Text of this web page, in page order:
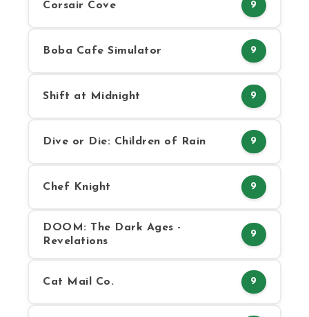
Corsair Cove 9
Boba Cafe Simulator 9
Shift at Midnight 9
Dive or Die: Children of Rain 9
Chef Knight 9
DOOM: The Dark Ages -
Revelations
9
Cat Mail Co. 9